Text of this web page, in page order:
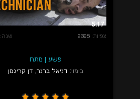
5:17
צפיות: 2395 שנה:
פשע | מתח
בימוי: דניאל ברנר, דן קריגמן